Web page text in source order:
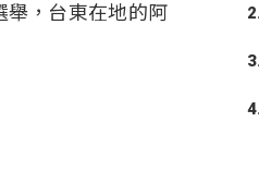
舉，台東在地的阿